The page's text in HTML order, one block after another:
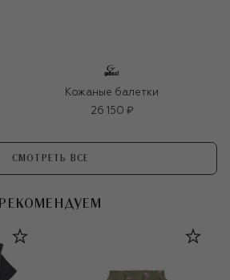
Кожаные балетки
26 150 ₽
СМОТРЕТЬ ВСЕ
РЕКОМЕНДУЕМ